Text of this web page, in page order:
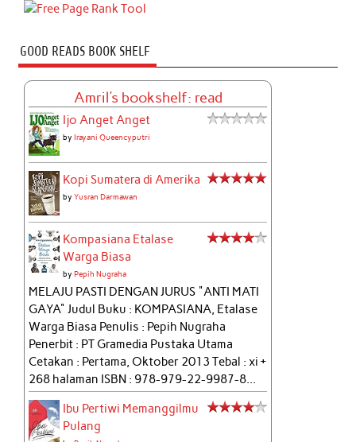
GOOD READS BOOK SHELF
Amril's bookshelf: read
Ijo Anget Anget
byIrayani Queencyputri
Kopi Sumatera di Amerika
byYusran Darmawan
Kompasiana Etalase
Warga Biasa
byPepih Nugraha
MELAJU PASTI DENGAN JURUS "ANTI MATI
GAYA" Judul Buku : KOMPASIANA, Etalase
Warga Biasa Penulis : Pepih Nugraha
Penerbit : PT Gramedia Pustaka Utama
Cetakan : Pertama, Oktober 2013 Tebal : xi +
268 halaman ISBN : 978-979-22-9987-8...
Ibu Pertiwi Memanggilmu
Pulang